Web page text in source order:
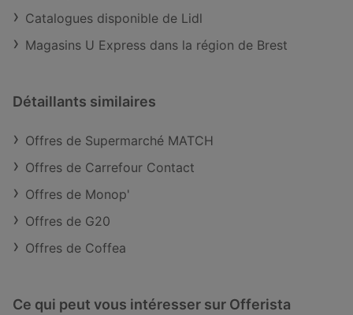
Catalogues disponible de Lidl
Magasins U Express dans la région de Brest
Détaillants similaires
Offres de Supermarché MATCH
Offres de Carrefour Contact
Offres de Monop'
Offres de G20
Offres de Coffea
Ce qui peut vous intéresser sur Offerista